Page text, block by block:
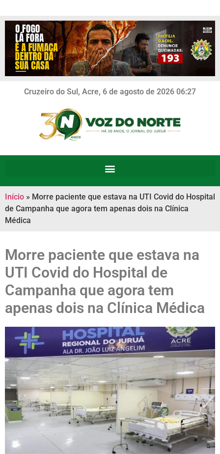
Cruzeiro do Sul, Acre, 6 de agosto de 2026 06:27
Início » Morre paciente que estava na UTI Covid do Hospital
de Campanha que agora tem apenas dois na Clínica
Médica
Morre paciente que estava na
UTI Covid do Hospital de
Campanha que agora tem
apenas dois na Clínica Médica